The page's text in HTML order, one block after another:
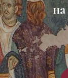
Насловна
Вести
Саопштења